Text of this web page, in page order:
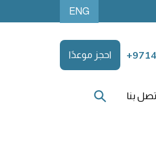
ENG
احجز موعدًا
اتصل بنا